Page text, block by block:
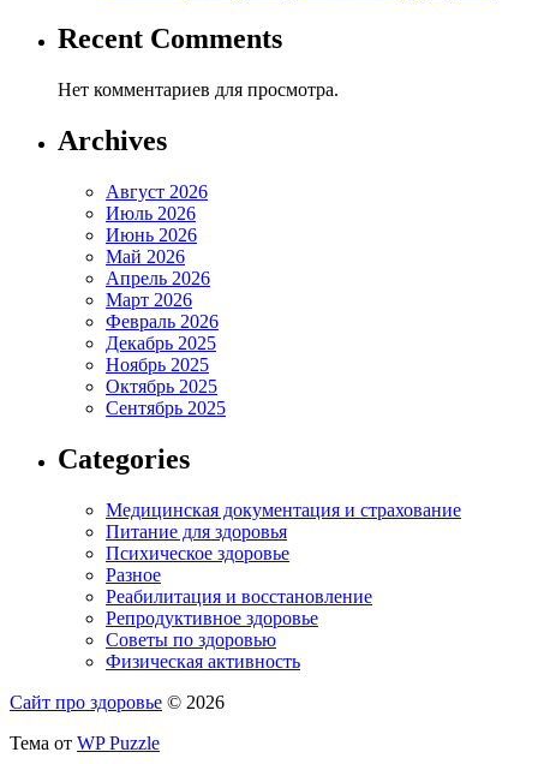
Recent Comments
Нет комментариев для просмотра.
Archives
Август 2026
Июль 2026
Июнь 2026
Май 2026
Апрель 2026
Март 2026
Февраль 2026
Декабрь 2025
Ноябрь 2025
Октябрь 2025
Сентябрь 2025
Categories
Медицинская документация и страхование
Питание для здоровья
Психическое здоровье
Разное
Реабилитация и восстановление
Репродуктивное здоровье
Советы по здоровью
Физическая активность
Сайт про здоровье © 2026
Тема от WP Puzzle